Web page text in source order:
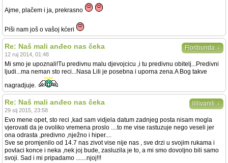
Ajme, plačem i ja, prekrasno
Piši nam još o vašoj kćeri
Floribunda ↓
Re: Naš mali anđeo nas čeka
12 ruj 2014, 01:48
Mi smo je upoznali!Tu predivnu malu djevojcicu ,i tu predivnu obitelj...Predivni
ljudi...ma neman sto reci...Nasa Lili je posebna i uporna zena.A Bog takve
nagradjuje.
lillivanili ↓
Re: Naš mali anđeo nas čeka
29 sij 2015, 23:58
Evo mene opet, sto reci ,kad sam vidjela datum zadnjeg posta nisam mogla
vjerovati da je ovoliko vremena proslo ....to me vise rastuzuje nego veseli jer
ona odrasta ,predivno ,nježno i hiper....
Sve se promjenilo od 14.7 nas zivot vise nije nas , sve drzi u svojim rukama i
povlaci konce i neka ,nek joj bude, zasluzila je to, a mi smo dovoljno bili samo
svoji. Sad i mi pripadamo .......njoj!!!